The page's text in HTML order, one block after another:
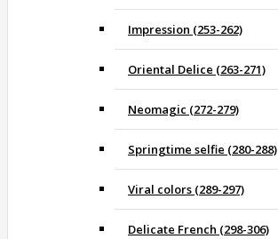
Impression (253-262)
Oriental Delice (263-271)
Neomagic (272-279)
Springtime selfie (280-288)
Viral colors (289-297)
Delicate French (298-306)